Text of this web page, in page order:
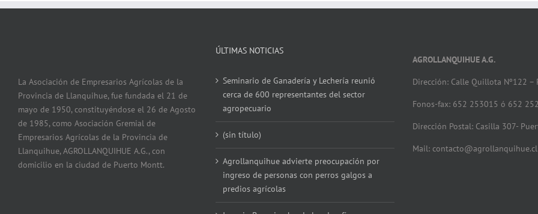
La Asociación de Empresarios Agrícolas de la
Provincia de Llanquihue, fue fundada el 21 de
mayo de 1950, constituyéndose el 26 de Agosto
de 1985, como Asociación Gremial de
Empresarios Agrícolas de la Provincia de
Llanquihue, AGROLLANQUIHUE A.G., con
domicilio en la ciudad de Puerto Montt.
ÚLTIMAS NOTICIAS
Seminario de Ganadería y Lechería reunió
cerca de 600 representantes del sector
agropecuario
(sin título)
Agrollanquihue advierte preocupación por
ingreso de personas con perros galgos a
predios agrícolas
AGROLLANQUIHUE A.G.
Dirección: Calle Quillota Nº122
Fonos-fax: 652 253015 ó 652
Dirección Postal: Casilla 307-
Mail: contacto@agrollanquihue.cl